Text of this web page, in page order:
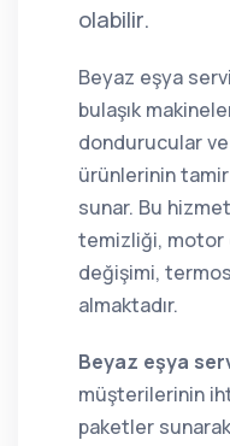
olabilir.
Beyaz eşya
bulaşık
dondurucular
ürünlerinin
sunar. Bu
temizliği, motor
değişimi,
almaktadır.
Beyaz eşya
müşterilerinin
paketler